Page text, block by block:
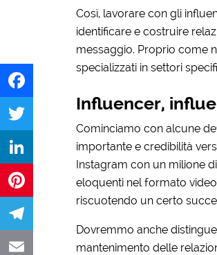
Facebook
Twitter
LinkedIn
Pinterest
Telegram
Così, lavorare con gli
identificare e costruire
messaggio. Proprio come
specializzati in settori
Influencer,
Cominciamo con alcune
importante e credibilità
Instagram con un milione
eloquenti nel formato
riscuotendo un certo
Dovremmo anche
mantenimento delle